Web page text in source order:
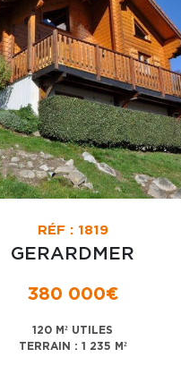
RÉF : 1819
GERARDMER
380 000€
120 M² UTILES
TERRAIN : 1 235 M²